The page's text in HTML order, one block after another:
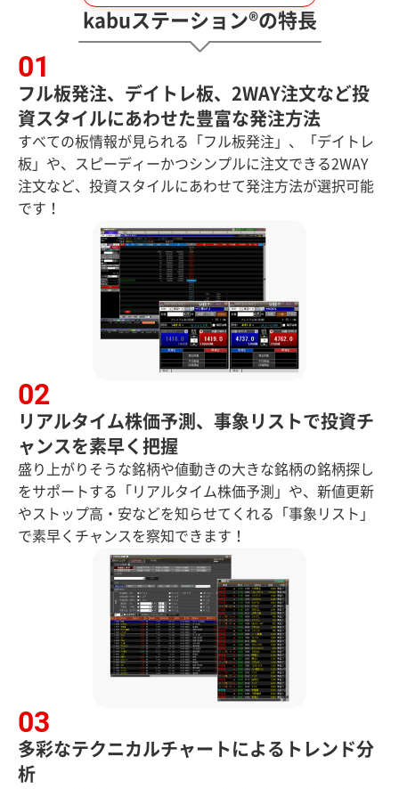
kabuステーション®の特長
フル板発注、デイトレ板、2WAY注文など投
資スタイルにあわせた豊富な発注方法
すべての板情報が見られる「フル板発注」、「デイトレ
板」や、スピーディーかつシンプルに注文できる2WAY
注文など、投資スタイルにあわせて発注方法が選択可能
です！
リアルタイム株価予測、事象リストで投資チ
ャンスを素早く把握
盛り上がりそうな銘柄や値動きの大きな銘柄の銘柄探し
をサポートする「リアルタイム株価予測」や、新値更新
やストップ高・安などを知らせてくれる「事象リスト」
で素早くチャンスを察知できます！
多彩なテクニカルチャートによるトレンド分
析